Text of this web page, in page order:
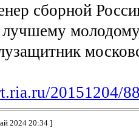
сборной
20151204/
2024 20:34 ]